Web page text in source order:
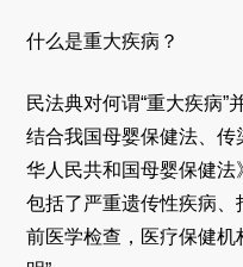
什么是重大疾病？
民法典对何谓“重大疾病”
结合我国母婴保健法、
华人民共和国母婴保健法
包括了严重遗传性疾病
前医学检查，医疗保健